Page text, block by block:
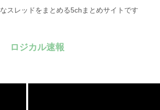
スレッドをまとめる5chまとめサイトです
ロジカル速報